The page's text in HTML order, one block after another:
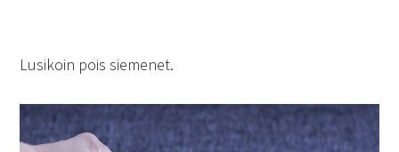
Lusikoin pois siemenet.